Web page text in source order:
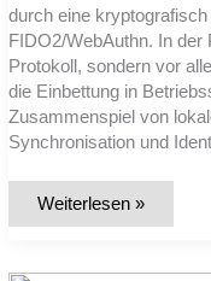
durch eine
FIDO2/WebAuthn. In
Protokoll, sondern vor
die Einbettung in
Zusammenspiel von
Synchronisation und
Wie
in
Weiterlesen »